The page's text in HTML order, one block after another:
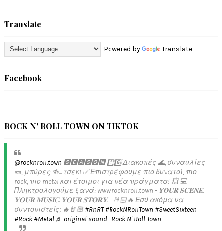
Translate
Powered by Translate
Facebook
ROCK N' ROLL TOWN ON TIKTOK
@rocknroll.town 🆂🅴🅰🆂🅾🅽 1️⃣6️⃣ Διακοπές 🌊, συναυλίες
🎫, μπύρες 🍻... τσεκ! ✅️ Επιστρέφουμε πιο δυνατοί, πιο
rock, πιο metal και έτοιμοι για νέα πράγματα! 💥 💻
Πληκτρολογούμε ξανά: www.rocknroll.town - 𝐘𝐎𝐔𝐑 𝐒𝐂𝐄𝐍𝐄.
𝐘𝐎𝐔𝐑 𝐌𝐔𝐒𝐈𝐂. 𝐘𝐎𝐔𝐑 𝐒𝐓𝐎𝐑𝐘. - 🤘🏻🔥 Εσύ ακόμα να
συντονιστείς; 🔥🤘🏻#RnRT #RockNRollTown #SweetSixteen
#Rock #Metal ♬ original sound - Rock N' Roll Town